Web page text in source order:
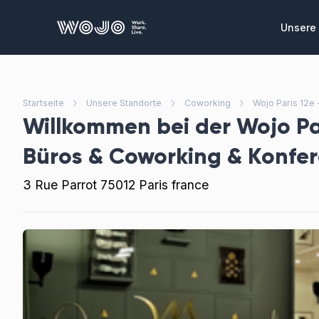
WOJO
die Sie
Startseite Unsere Standorte Coworking Wojo Paris
Willkommen bei der Wojo
Büros & Coworking &
3 Rue Parrot 75012 Paris france